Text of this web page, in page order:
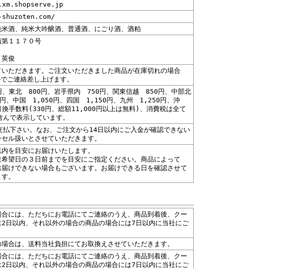
酒、純米大吟醸酒、普通酒、にごり酒、酒粕
１１７０号
俊
ただきます。ご注文いただきました商品が在庫切れの場合
ご連絡差し上げます。
東北 800円、岩手県内 750円、関東信越 850円、中部北
、中国 1,050円、四国 1,150円、九州 1,250円、沖
手数料(330円、総額11,000円以上は無料)、消費税は全て
で表示しています。
払下さい。なお、ご注文から14日以内にご入金が確認できない
ル扱いとさせていただきます。
を目安にお届けいたします。
望日の３日前までを目安にご指定ください。商品によって
けできない場合もございます。お届けできる日を確認させて
。
には、ただちにお電話にてご連絡のうえ、商品到着後、クー
日以内、それ以外の場合の商品の場合には7日以内に当社にご
合は、送料当社負担にてお取換えさせていただきます。
には、ただちにお電話にてご連絡のうえ、商品到着後、クー
日以内、それ以外の場合の商品の場合には7日以内に当社にご